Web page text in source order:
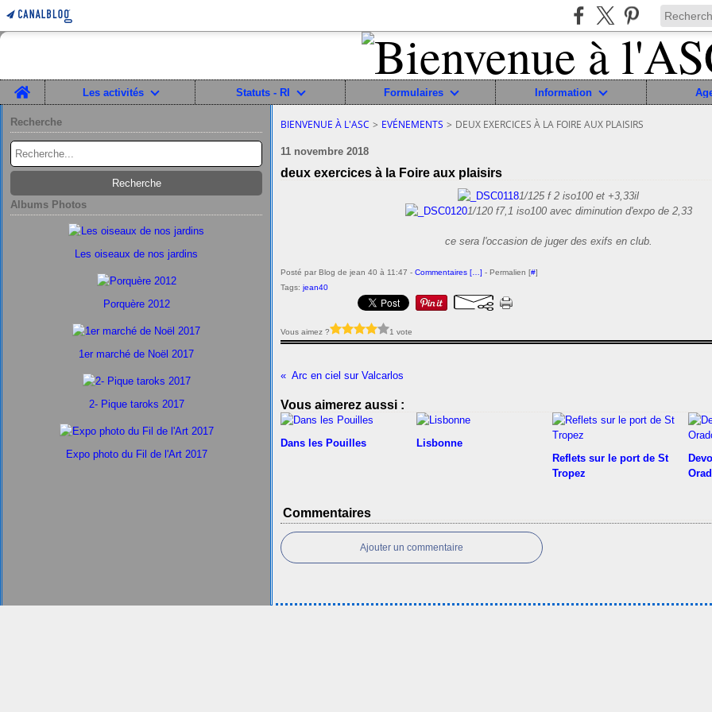
Home
Les activités Statuts - RI Formulaires Information
Recherche
Albums Photos
Les oiseaux de nos jardins
Porquère 2012
1er marché de Noël 2017
2- Pique taroks 2017
Expo photo du Fil de l'Art 2017
BIENVENUE À L'ASC > EVÉNEMENTS > DEUX EXERCICES À LA FOIRE AUX PLAISIRS
11 novembre 2018
deux exercices à la Foire aux plaisirs
1/125 f 2 iso100 et +3,33il
1/120 f7,1 iso100 avec diminution d'expo de 2,33
ce sera l'occasion de juger des exifs en club.
Posté par Blog de jean 40 à 11:47 - Commentaires [ ] - Permalien [#]
Tags: jean40
Vous aimez ? 1 vote
Arc en ciel sur Valcarlos
Vous aimerez aussi :
Dans les Pouilles
Lisbonne
Reflets sur le port de St
Tropez
Commentaires
Ajouter un commentaire